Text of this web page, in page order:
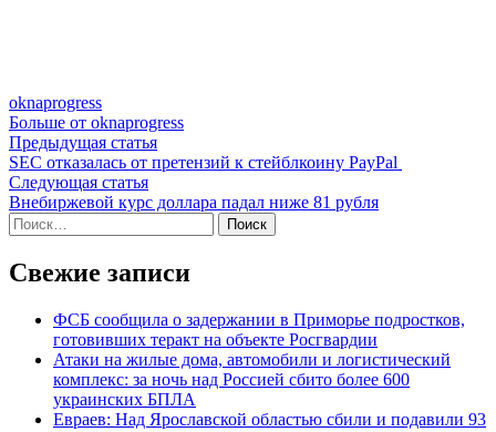
oknaprogress
Больше от oknaprogress
Навигация
по
записям
Предыдущая статьяПредыдущая
статья:
SEC отказалась от претензий к стейблкоину PayPal
Следующая статьяСледующая
статья:
Внебиржевой курс доллара падал ниже 81 рубля
Найти:
Свежие записи
ФСБ сообщила о задержании в Приморье подростков,
готовивших теракт на объекте Росгвардии
Атаки на жилые дома, автомобили и логистический
комплекс: за ночь над Россией сбито более 600
украинских БПЛА
Евраев: Над Ярославской областью сбили и подавили 93